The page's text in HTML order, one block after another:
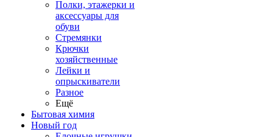
Полки, этажерки и
аксессуары для
обуви
Стремянки
Крючки
хозяйственные
Лейки и
опрыскиватели
Разное
Ещё
Бытовая химия
Новый год